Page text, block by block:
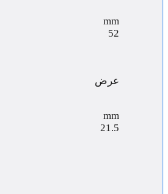
mm
52
عرض
mm
21.5